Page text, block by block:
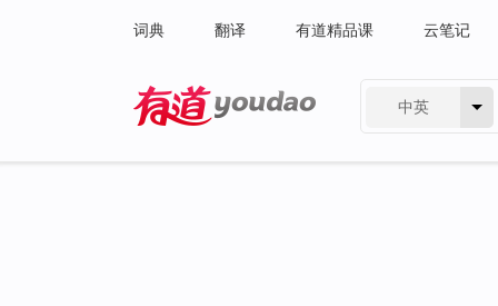
词典 翻译 有道精品课 云笔记
中英